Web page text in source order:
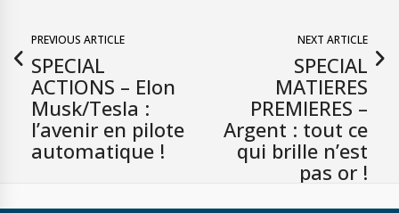
PREVIOUS ARTICLE
SPECIAL
ACTIONS – Elon
Musk/Tesla :
l’avenir en pilote
automatique !
NEXT ARTICLE
SPECIAL
MATIERES
PREMIERES –
Argent : tout ce
qui brille n’est
pas or !